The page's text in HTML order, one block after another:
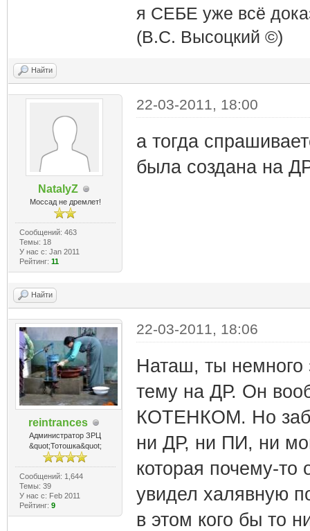
я СЕБЕ уже всё
(В.С. Высоцкий ©)
Найти
NatalyZ
Моссад не дремлет!
Сообщений: 463
Темы: 18
У нас с: Jan 2011
Рейтинг: 11
22-03-2011, 18:00
а тогда
была создана на
Найти
reintrances
Администратор ЗРЦ
&quot;Тотошка&quot;
Сообщений: 1,644
Темы: 39
У нас с: Feb 2011
Рейтинг: 9
22-03-2011, 18:06
Наташ, ты
тему на ДР. Он
КОТЕНКОМ. Но
ни ДР, ни ПИ, ни
которая почему-то
увидел халявную
в этом кого бы то